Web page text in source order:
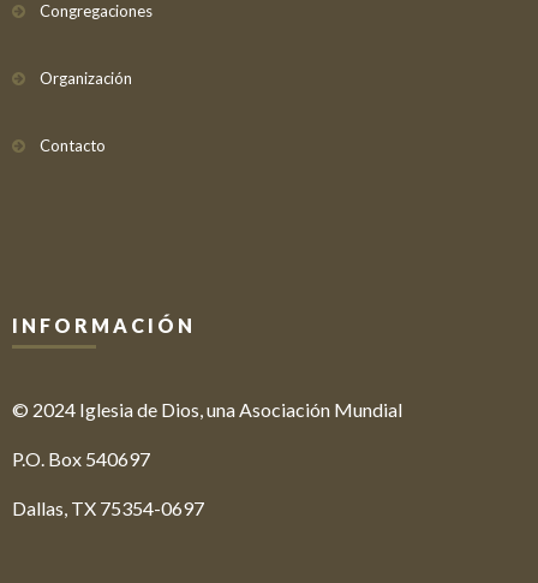
Congregaciones
Organización
Contacto
INFORMACIÓN
© 2024 Iglesia de Dios, una Asociación Mundial
P.O. Box 540697
Dallas, TX 75354-0697